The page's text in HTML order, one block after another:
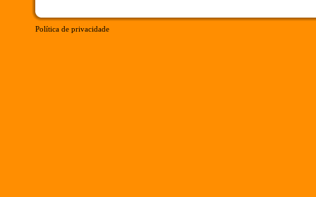
Política de privacidade